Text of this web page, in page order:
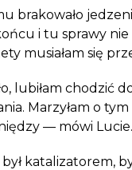
brakowało
i tu sprawy
musiałam się
lubiłam chodzić
Marzyłam o
— mówi Lucie.
katalizatorem,